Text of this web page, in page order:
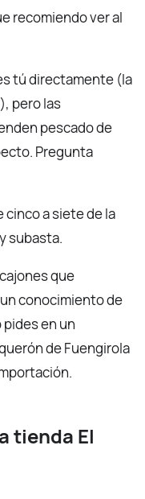
recomiendo ver al
tú directamente (la
pero las
pescado de
Pregunta
cinco a siete de la
subasta.
que
conocimiento de
en un
de Fuengirola
tienda El